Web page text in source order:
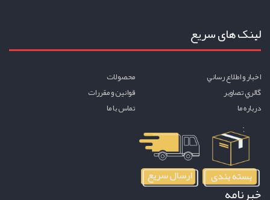
لینک های سریع
اخبار و اطلاع رساني
محصولات
گالري تصاوير
قوانين و مقررات
درباره ما
تماس با ما
خبرنامه